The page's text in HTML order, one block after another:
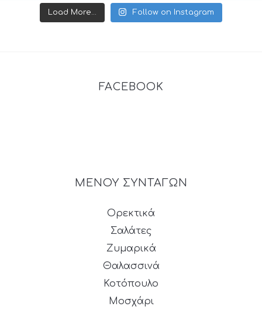
Load More... Follow on Instagram
FACEBOOK
ΜΕΝΟΥ ΣΥΝΤΑΓΩΝ
Ορεκτικά
Σαλάτες
Ζυμαρικά
Θαλασσινά
Κοτόπουλο
Μοσχάρι